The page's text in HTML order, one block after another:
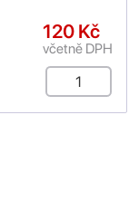
120 Kč
včetně DPH